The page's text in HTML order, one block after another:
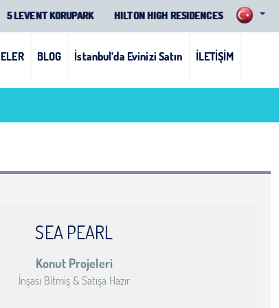
Passport - Realty Galaxy
5 LEVENT KORUPARK HILTON HIGH RESIDENCES
BLOG İstanbul’da Evinizi Satın İLETİŞİM
SEA PEARL
Konut Projeleri
İnşası Bitmiş & Satışa Hazır